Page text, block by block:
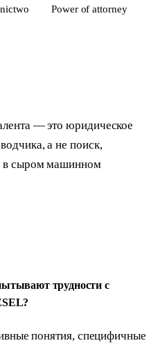
Power of attorney
— это юридическое
а не поиск,
в сыром машинном
трудности с
понятия, специфичные